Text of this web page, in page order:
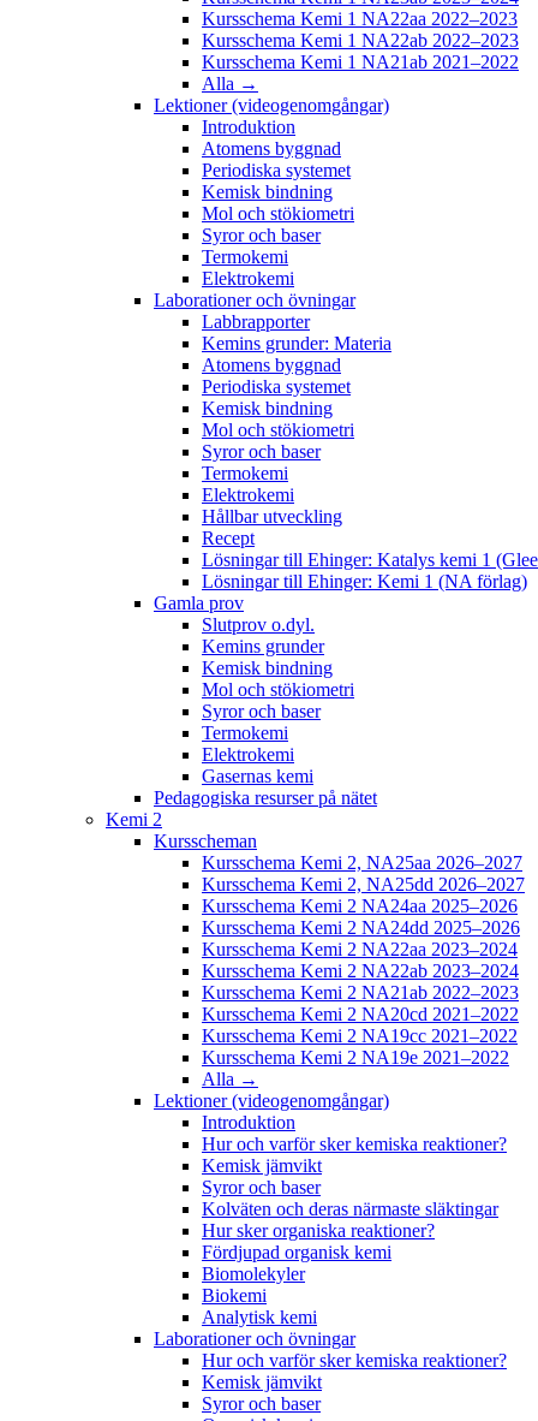
Kursschema Kemi 1 NA22aa 2022–2023
Kursschema Kemi 1 NA22ab 2022–2023
Kursschema Kemi 1 NA21ab 2021–2022
Alla →
Lektioner (videogenomgångar)
Introduktion
Atomens byggnad
Periodiska systemet
Kemisk bindning
Mol och stökiometri
Syror och baser
Termokemi
Elektrokemi
Laborationer och övningar
Labbrapporter
Kemins grunder: Materia
Atomens byggnad
Periodiska systemet
Kemisk bindning
Mol och stökiometri
Syror och baser
Termokemi
Elektrokemi
Hållbar utveckling
Recept
Lösningar till Ehinger: Katalys kemi 1
Lösningar till Ehinger: Kemi 1 (NA förlag)
Gamla prov
Slutprov o.dyl.
Kemins grunder
Kemisk bindning
Mol och stökiometri
Syror och baser
Termokemi
Elektrokemi
Gasernas kemi
Pedagogiska resurser på nätet
Kemi 2
Kursscheman
Kursschema Kemi 2, NA25aa 2026–2027
Kursschema Kemi 2, NA25dd 2026–2027
Kursschema Kemi 2 NA24aa 2025–2026
Kursschema Kemi 2 NA24dd 2025–2026
Kursschema Kemi 2 NA22aa 2023–2024
Kursschema Kemi 2 NA22ab 2023–2024
Kursschema Kemi 2 NA21ab 2022–2023
Kursschema Kemi 2 NA20cd 2021–2022
Kursschema Kemi 2 NA19cc 2021–2022
Kursschema Kemi 2 NA19e 2021–2022
Alla →
Lektioner (videogenomgångar)
Introduktion
Hur och varför sker kemiska reaktioner?
Kemisk jämvikt
Syror och baser
Kolväten och deras närmaste släktingar
Hur sker organiska reaktioner?
Fördjupad organisk kemi
Biomolekyler
Biokemi
Analytisk kemi
Laborationer och övningar
Hur och varför sker kemiska reaktioner?
Kemisk jämvikt
Syror och baser